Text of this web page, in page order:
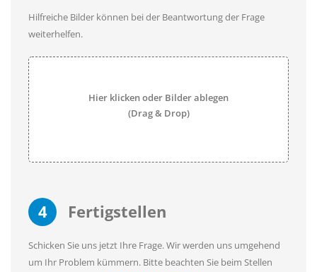
Hilfreiche Bilder können bei der Beantwortung der Frage
weiterhelfen.
Hier klicken oder Bilder ablegen
(Drag & Drop)
4 Fertigstellen
Schicken Sie uns jetzt Ihre Frage. Wir werden uns umgehend
um Ihr Problem kümmern. Bitte beachten Sie beim Stellen